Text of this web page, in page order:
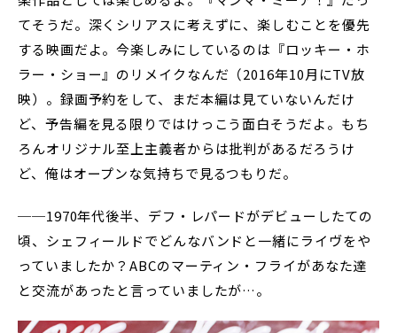
てそうだ。深くシリアスに考えずに、楽しむことを優先
する映画だよ。今楽しみにしているのは『ロッキー・ホ
ラー・ショー』のリメイクなんだ（2016年10月にTV放
映）。録画予約をして、まだ本編は見ていないんだけ
ど、予告編を見る限りではけっこう面白そうだよ。もち
ろんオリジナル至上主義者からは批判があるだろうけ
ど、俺はオープンな気持ちで見るつもりだ。
──1970年代後半、デフ・レパードがデビューしたての
頃、シェフィールドでどんなバンドと一緒にライヴをや
っていましたか？ABCのマーティン・フライがあなた達
と交流があったと言っていましたが…。